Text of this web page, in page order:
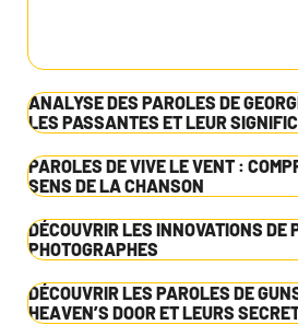
ANALYSE DES PAROLES DE
LES PASSANTES ET LEUR
PAROLES DE VIVE LE VENT :
SENS DE LA CHANSON
DÉCOUVRIR LES INNOVATIONS DE
PHOTOGRAPHES
DÉCOUVRIR LES PAROLES DE
HEAVEN’S DOOR ET LEURS